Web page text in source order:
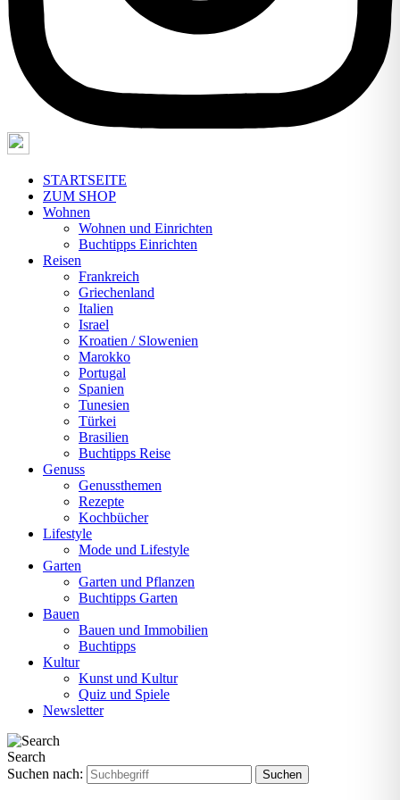
STARTSEITE
ZUM SHOP
Wohnen
Wohnen und Einrichten
Buchtipps Einrichten
Reisen
Frankreich
Griechenland
Italien
Israel
Kroatien / Slowenien
Marokko
Portugal
Spanien
Tunesien
Türkei
Brasilien
Buchtipps Reise
Genuss
Genussthemen
Rezepte
Kochbücher
Lifestyle
Mode und Lifestyle
Garten
Garten und Pflanzen
Buchtipps Garten
Bauen
Bauen und Immobilien
Buchtipps
Kultur
Kunst und Kultur
Quiz und Spiele
Newsletter
Search
Suchen nach: